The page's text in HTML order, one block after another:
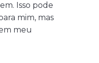
Isso pode
mim, mas
meu